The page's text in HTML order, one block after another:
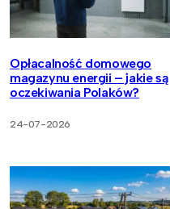
Opłacalność domowego
magazynu energii – jakie są
oczekiwania Polaków?
24-07-2026